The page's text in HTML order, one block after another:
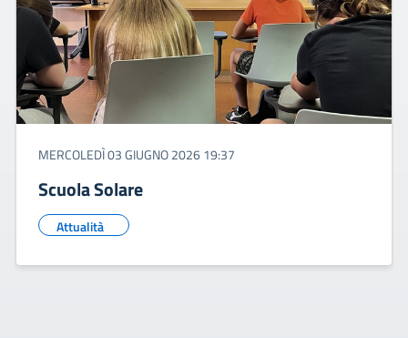
MERCOLEDÌ 03 GIUGNO 2026 19:37
Scuola Solare
Attualità